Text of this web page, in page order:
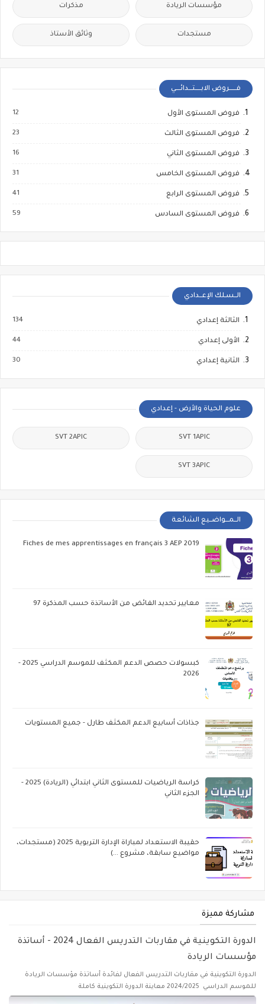
مؤسسات الريادة مذكرات
مستجدات وثائق الأستاذ
فــــــروض الابـــــتـــدائــــي
فروض المستوى الأول 12
فروض المستوى الثالث 23
فروض المستوى الثاني 16
فروض المستوى الخامس 31
فروض المستوى الرابع 41
فروض المستوى السادس 59
الــسـلك الإعــدادي
الثالثة إعدادي 134
الأولى إعدادي 44
الثانية إعدادي 30
علوم الحياة والأرض - إعدادي
SVT 1APIC
SVT 2APIC
SVT 3APIC
الــمـــواضــيع الشائعة
Fiches de mes apprentissages en français 3 AEP 2019
معايير تحديد الفائض من الأساتذة حسب المذكرة 97
كبسولات حصص الدعم المكثف للموسم الدراسي 2025 -
2026
جذاذات أسابيع الدعم المكثف طارل - جميع المستويات
كراسة الرياضيات للمستوى الثاني ابتدائي (الريادة) 2025 -
الجزء الثاني
حقيبة الاستعداد لمباراة الإدارة التربوية 2025 (مستجدات،
مواضيع سابقة، مشروع ...)
مشاركة مميزة
الدورة التكوينية في مقاربات التدريس الفعال 2024 - أساتذة
مؤسسات الريادة
الدورة التكوينية في مقاربات التدريس الفعال لفائدة أساتذة مؤسسات الريادة
للموسم الدراسي 2024/2025 معاينة الدورة التكوينية كاملة